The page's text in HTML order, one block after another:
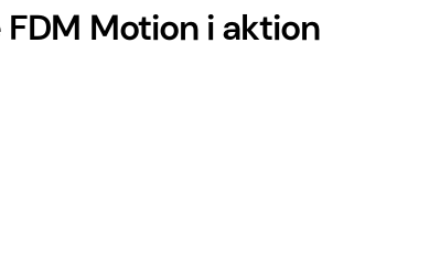
FDM Motion i aktion